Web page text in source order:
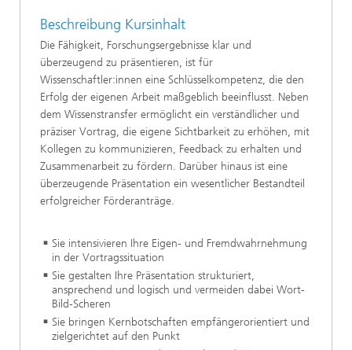
Beschreibung Kursinhalt
Die Fähigkeit, Forschungsergebnisse klar und
überzeugend zu präsentieren, ist für
Wissenschaftler:innen eine Schlüsselkompetenz, die den
Erfolg der eigenen Arbeit maßgeblich beeinflusst. Neben
dem Wissenstransfer ermöglicht ein verständlicher und
präziser Vortrag, die eigene Sichtbarkeit zu erhöhen, mit
Kollegen zu kommunizieren, Feedback zu erhalten und
Zusammenarbeit zu fördern. Darüber hinaus ist eine
überzeugende Präsentation ein wesentlicher Bestandteil
erfolgreicher Förderanträge.
Sie intensivieren Ihre Eigen- und Fremdwahrnehmung
in der Vortragssituation
Sie gestalten Ihre Präsentation strukturiert,
ansprechend und logisch und vermeiden dabei Wort-
Bild-Scheren
Sie bringen Kernbotschaften empfängerorientiert und
zielgerichtet auf den Punkt